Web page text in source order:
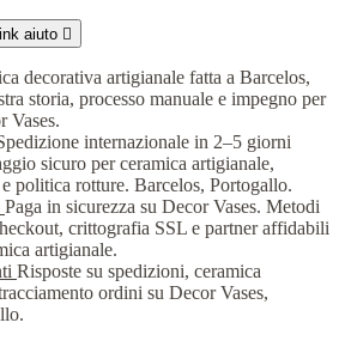
aiuto 
decorativa artigianale fatta a Barcelos,
storia, processo manuale e impegno per
Vases.
internazionale in 2–5 giorni
sicuro per ceramica artigianale,
politica rotture. Barcelos, Portogallo.
Paga in sicurezza su Decor Vases. Metodi
crittografia SSL e partner affidabili
artigianale.
Risposte su spedizioni, ceramica
ordini su Decor Vases,